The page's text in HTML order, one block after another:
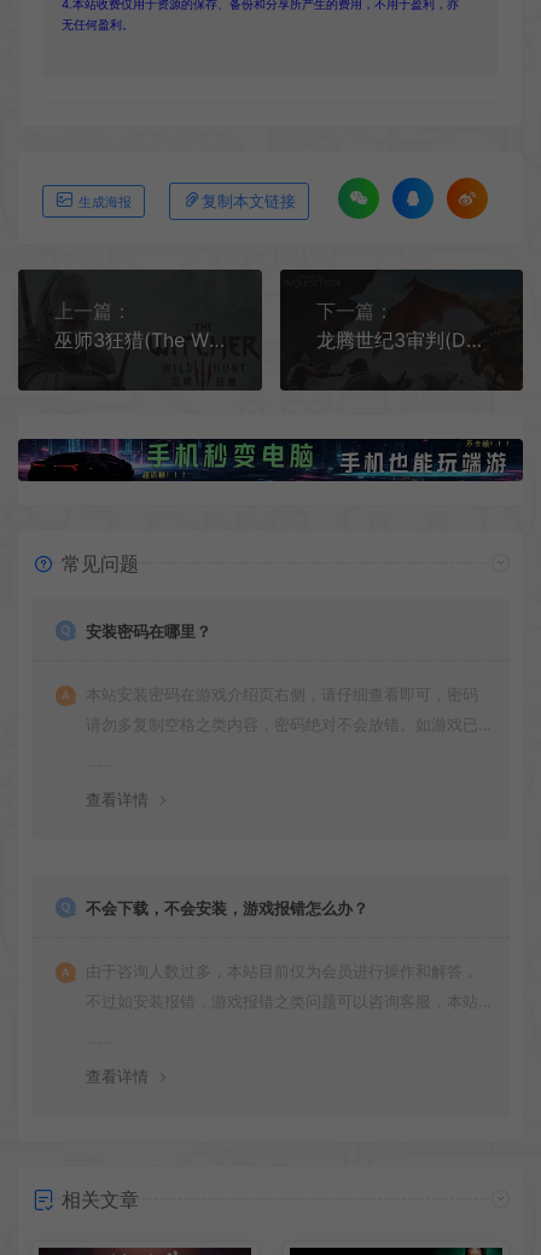
4.本站收费仅用于资源的保存、备份和分享所产生的费用，不用于盈利，亦
无任何盈利。
生成海报 复制本文链接
上一篇：
巫师3狂猎(The Witcher 3 Wild Hunt)开放世界动作RPG游戏|下载
下一篇：
龙腾世纪3审判(Dragon Age Inquisition)开放世界动作RPG游戏|下载
常见问题
安装密码在哪里？
本站安装密码在游戏介绍页右侧，请仔细查看即可，密码
请勿多复制空格之类内容，密码绝对不会放错。如游戏已
查看详情
不会下载，不会安装，游戏报错怎么办？
由于咨询人数过多，本站目前仅为会员进行操作和解答，
不过如安装报错，游戏报错之类问题可以咨询客服，本站
查看详情
相关文章